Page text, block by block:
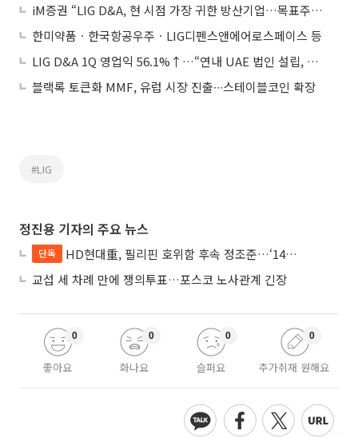
iM증권 “LIG D&A, 현 시점 가장 귀한 방산기업…목표주가 ↑”
한미약품ㆍ한국항공우주ㆍLIG디펜스앤에어로스페이스 등
LIG D&A 1Q 영업익 56.1%↑…“연내 UAE 법인 설립, 중동 공략 박차”
블랙록 토큰화 MMF, 유럽 시장 진출∙∙∙스테이블코인 확장
#LIG
정진용 기자의 주요 뉴스
단독
HD현대重, 필리핀 호위함 후속 정조준…‘14척+α’ 싹쓸이 노린다
교섭 세 차례 만에 쟁의투표…포스코 노사관계 긴장
좋아요
0
화나요
0
슬퍼요
0
추가취재 원해요
0